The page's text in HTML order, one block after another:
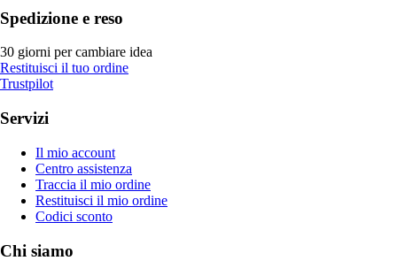
Spedizione e reso
30 giorni per cambiare idea
Restituisci il tuo ordine
Trustpilot
Servizi
Il mio account
Centro assistenza
Traccia il mio ordine
Restituisci il mio ordine
Codici sconto
Chi siamo